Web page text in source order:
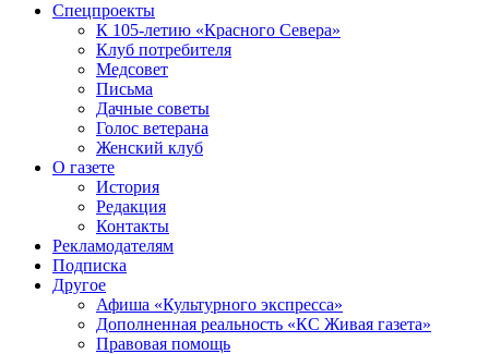
Спецпроекты
К 105-летию «Красного Севера»
Клуб потребителя
Медсовет
Письма
Дачные советы
Голос ветерана
Женский клуб
О газете
История
Редакция
Контакты
Рекламодателям
Подписка
Другое
Афиша «Культурного экспресса»
Дополненная реальность «КС Живая газета»
Правовая помощь